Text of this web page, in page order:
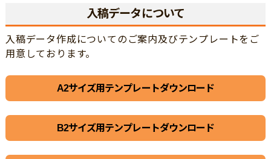
入稿データについて
入稿データ作成についてのご案内及びテンプレートをご
用意しております。
A2サイズ用テンプレートダウンロード
B2サイズ用テンプレートダウンロード